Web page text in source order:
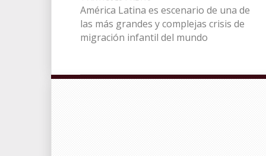
América Latina es escenario de una de
las más grandes y complejas crisis de
migración infantil del mundo